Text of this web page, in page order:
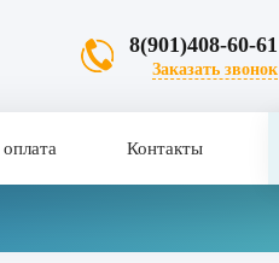
8(901)408-60-61
Заказать звонок
Контакты